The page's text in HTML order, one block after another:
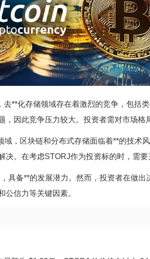
**化存储领域存在着激烈的竞争，包括
因此竞争压力较大。投资者需对市场格
，区块链和分布式存储面临着**的技术
决。在考虑STORJ作为投资标的时，需要
具备**的发展潜力。然而，投资者在做出
公信力等关键因素。